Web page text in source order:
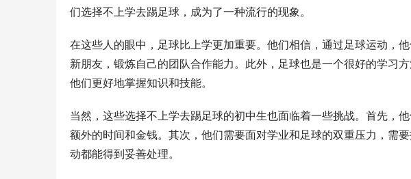
们选择不上学去踢足球，成为了一种流行的现象。
在这些人的眼中，足球比上学更加重要。他们相信，通过足球运动，
新朋友，锻炼自己的团队合作能力。此外，足球也是一个很好的学习
他们更好地掌握知识和技能。
当然，这些选择不上学去踢足球的初中生也面临着一些挑战。首先，
额外的时间和金钱。其次，他们需要面对学业和足球的双重压力，需
动都能得到妥善处理。